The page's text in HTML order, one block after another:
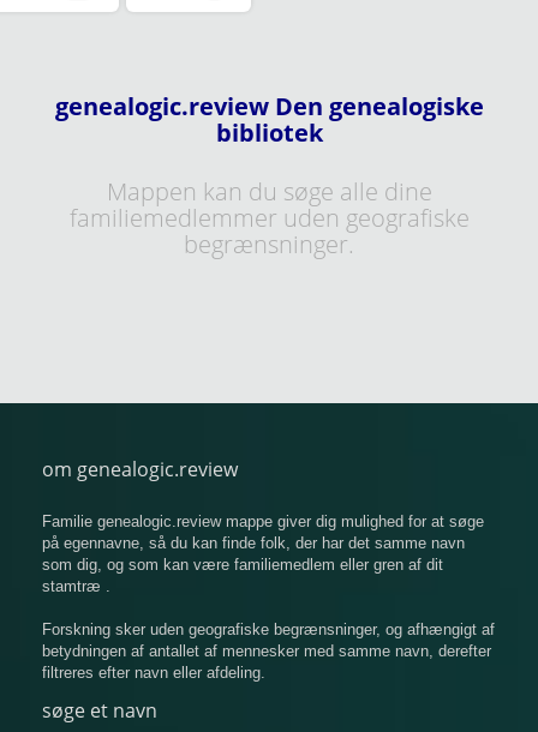
genealogic.review Den genealogiske
bibliotek
Mappen kan du søge alle dine
familiemedlemmer uden geografiske
begrænsninger.
om genealogic.review
Familie genealogic.review mappe giver dig mulighed for at søge
på egennavne, så du kan finde folk, der har det samme navn
som dig, og som kan være familiemedlem eller gren af ​​dit
stamtræ .
Forskning sker uden geografiske begrænsninger, og afhængigt af
betydningen af ​​antallet af mennesker med samme navn, derefter
filtreres efter navn eller afdeling.
søge et navn